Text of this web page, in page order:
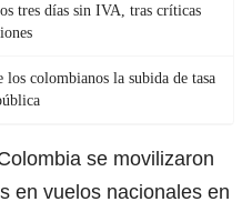
tres días sin IVA, tras críticas
colombianos la subida de tasa
se movilizaron
en vuelos nacionales en